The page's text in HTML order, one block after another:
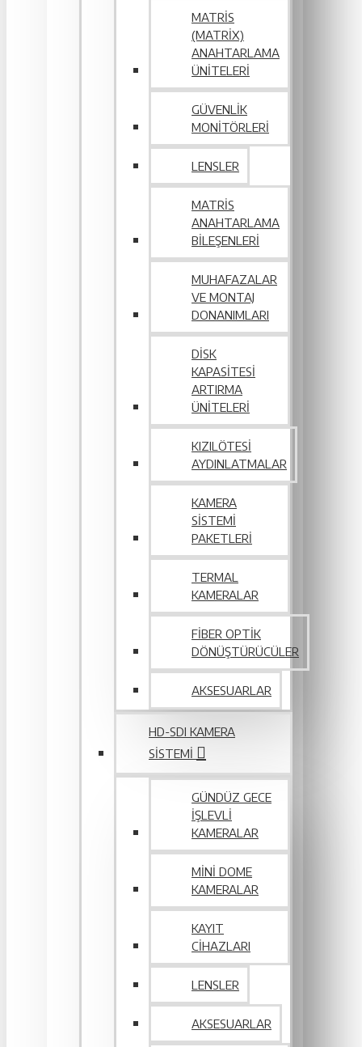
MATRIS
(MATRIX)
ANAHTARLAMA
ÜNITELERI
GÜVENLIK
MONITÖRLERI
LENSLER
MATRIS
ANAHTARLAMA
BILEŞENLERI
MUHAFAZALAR
VE MONTAJ
DONANIMLARI
DISK
KAPASITESI
ARTIRMA
ÜNITELERI
KIZILÖTESI
AYDINLATMALAR
KAMERA
SISTEMI
PAKETLERI
TERMAL
KAMERALAR
FIBER OPTIK
DÖNÜŞTÜRÜCÜLER
AKSESUARLAR
HD-SDI KAMERA
SISTEMI
GÜNDÜZ GECE
İŞLEVLI
KAMERALAR
MINI DOME
KAMERALAR
KAYIT
CIHAZLARI
LENSLER
AKSESUARLAR